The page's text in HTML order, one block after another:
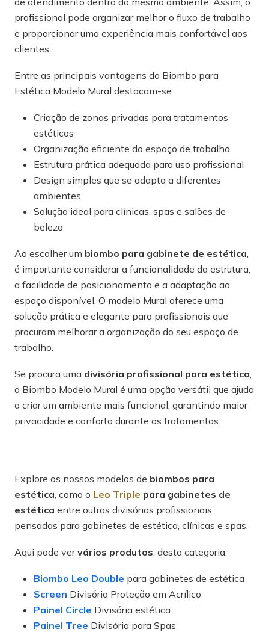
profissional pode organizar melhor o fluxo de trabalho
e proporcionar uma experiência mais confortável aos
clientes.
Entre as principais vantagens do Biombo para
Estética Modelo Mural destacam-se:
Criação de zonas privadas para tratamentos
estéticos
Organização eficiente do espaço de trabalho
Estrutura prática adequada para uso profissional
Design simples que se adapta a diferentes
ambientes
Solução ideal para clínicas, spas e salões de
beleza
Ao escolher um biombo para gabinete de estética
é importante considerar a funcionalidade da estrutura,
a facilidade de posicionamento e a adaptação ao
espaço disponível. O modelo Mural oferece uma
solução prática e elegante para profissionais que
procuram melhorar a organização do seu espaço de
trabalho.
Se procura uma divisória profissional para estética
o Biombo Modelo Mural é uma opção versátil que ajuda
a criar um ambiente mais funcional, garantindo maior
privacidade e conforto durante os tratamentos.
Explore os nossos modelos de biombos para
estética , como o Leo Triple para gabinetes de
estética entre outras divisórias profissionais
pensadas para gabinetes de estética, clínicas e spas.
Aqui pode vervários produtos , desta categoria:
Biombo Leo Double para gabinetes de estética
Screen Divisória Proteção em Acrílico
Painel Circle Divisória estética
Painel Tree Divisória para Spas